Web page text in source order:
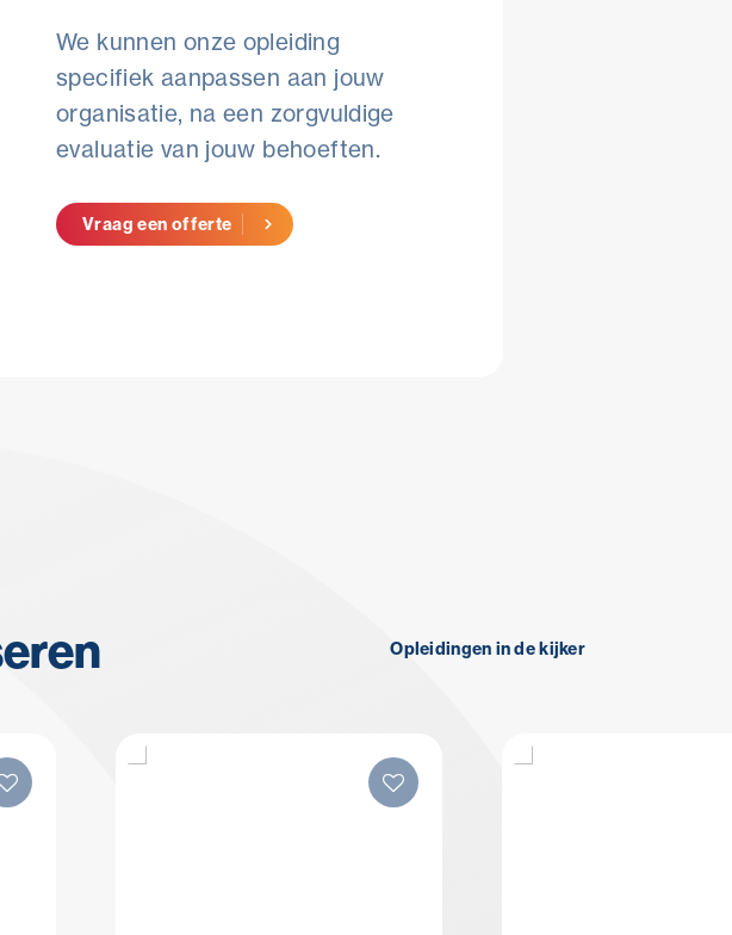
We kunnen onze opleiding
specifiek aanpassen aan jouw
organisatie, na een zorgvuldige
evaluatie van jouw behoeften.
Vraag een offerte
Opleidingen in de kijker